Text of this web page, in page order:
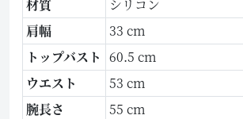
材質 シリコン
肩幅
33 cm
トップバスト 60.5 cm
ウエスト
53 cm
腕長さ
55 cm